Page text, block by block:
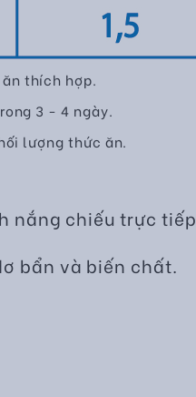
thích hợp.
3 - 4 ngày.
lượng thức ăn.
nắng chiếu trực
bẩn và biến chất.